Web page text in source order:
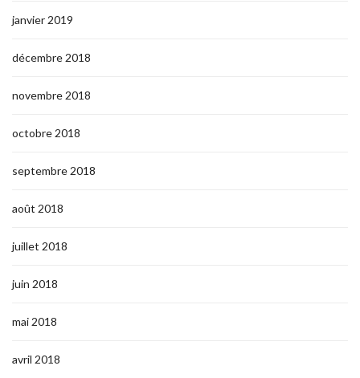
janvier 2019
décembre 2018
novembre 2018
octobre 2018
septembre 2018
août 2018
juillet 2018
juin 2018
mai 2018
avril 2018